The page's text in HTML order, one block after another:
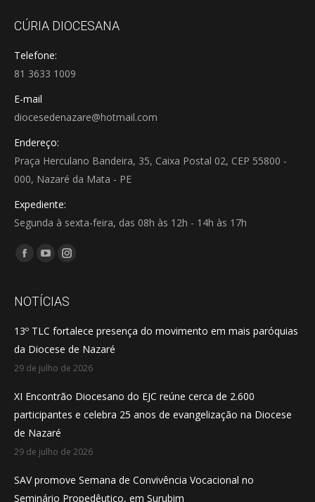
CÚRIA DIOCESANA
Telefone:
81 3633 1009
E-mail
diocesedenazare@hotmail.com
Endereço:
Praça Herculano Bandeira, 35, Caixa Postal 02, CEP 55800 -
000, Nazaré da Mata - PE
Expediente:
Segunda à sexta-feira, das 08h às 12h - 14h às 17h
Encontre-nos em:
Facebook
opens
new
window
YouTube
opens
new
window
Instagram
opens
new
window
NOTÍCIAS
13º TLC fortalece presença do movimento em mais paróquias
da Diocese de Nazaré
29 de julho de 2026
XI Encontrão Diocesano do EJC reúne cerca de 2.600
participantes e celebra 25 anos de evangelização na Diocese
de Nazaré
29 de julho de 2026
SAV promove Semana de Convivência Vocacional no
Seminário Propedêutico, em Surubim